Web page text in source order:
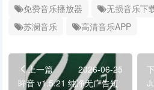
免费音乐播放器 无损音乐下
苏澜音乐
高清音乐APP
上一篇
2026-06-25
眸音 v1.5.21 纯净无广告短